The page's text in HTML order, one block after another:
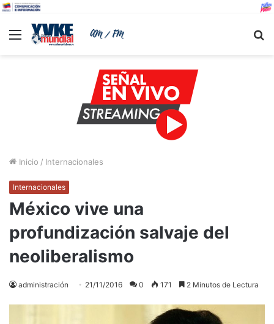
Menu
Inicio / Internacionales
Internacionales
México vive una
profundización salvaje del
neoliberalismo
administración 21/11/2016 0 171 2 Minutos de Lectura